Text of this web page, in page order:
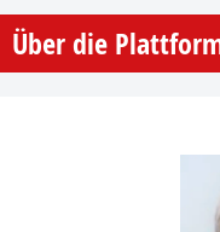
Über die